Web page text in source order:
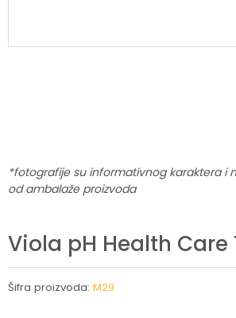
*fotografije su informativnog karaktera i
od ambalaže proizvoda
Viola pH Health Care
Šifra proizvoda: M29